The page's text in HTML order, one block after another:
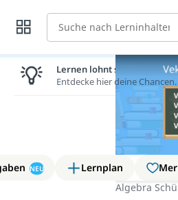
Suche
NEU Lernplan
Algebra
Lernen lohnt sich!
Entdecke hier deine Chancen.